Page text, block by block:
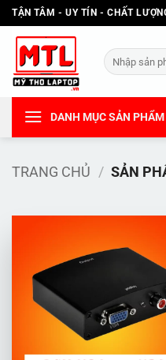
Bỏ
qua
dung
TẬN TÂM - UY TÍN - CHẤT
Tìm
kiếm:
DANH MỤC SẢN PHẨM
TRANG CHỦ / SẢN